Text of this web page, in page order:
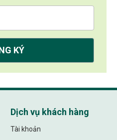
Dịch vụ khách hàng
Tài khoản